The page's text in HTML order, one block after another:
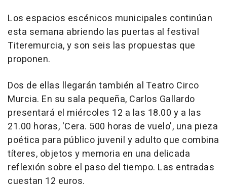
Los espacios escénicos municipales continúan
esta semana abriendo las puertas al festival
Titeremurcia, y son seis las propuestas que
proponen.
Dos de ellas llegarán también al Teatro Circo
Murcia. En su sala pequeña, Carlos Gallardo
presentará el miércoles 12 a las 18.00 y a las
21.00 horas, 'Cera. 500 horas de vuelo', una pieza
poética para público juvenil y adulto que combina
títeres, objetos y memoria en una delicada
reflexión sobre el paso del tiempo. Las entradas
cuestan 12 euros.